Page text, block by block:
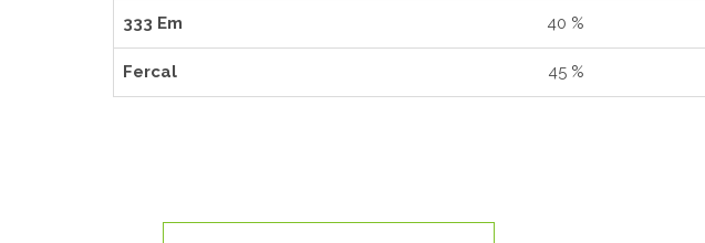
333 Em 40 %
Fercal 45 %